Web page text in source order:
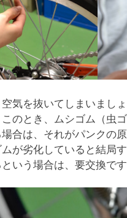
気を抜いてしまいまし
のとき、ムシゴム（虫
合は、それがパンクの
が劣化していると結局
いう場合は、要交換です